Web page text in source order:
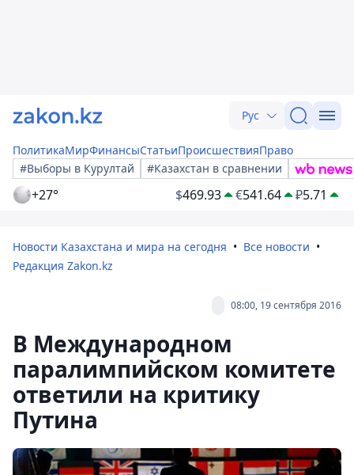
Рус
ПолитикаМирФинансыСтатьиПроисшествияПраво
#Выборы в Курултай
#Казахстан в сравнении
+27° $469.93 €541.64 ₽5.71
Новости Казахстана и мира на сегодня
Все новости
Редакция Zakon.kz
08:00, 19 сентября 2016
В Международном
паралимпийском комитете
ответили на критику
Путина